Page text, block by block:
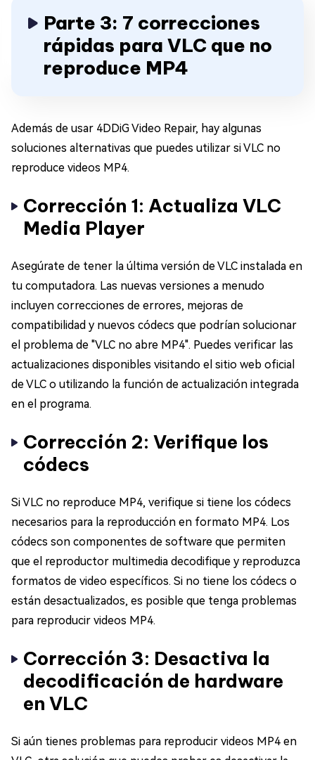
Parte 3: 7 correcciones
rápidas para VLC que no
reproduce MP4
Además de usar 4DDiG Video Repair, hay algunas
soluciones alternativas que puedes utilizar si VLC no
reproduce videos MP4.
Corrección 1: Actualiza VLC
Media Player
Asegúrate de tener la última versión de VLC instalada en
tu computadora. Las nuevas versiones a menudo
incluyen correcciones de errores, mejoras de
compatibilidad y nuevos códecs que podrían solucionar
el problema de "VLC no abre MP4". Puedes verificar las
actualizaciones disponibles visitando el sitio web oficial
de VLC o utilizando la función de actualización integrada
en el programa.
Corrección 2: Verifique los
códecs
Si VLC no reproduce MP4, verifique si tiene los códecs
necesarios para la reproducción en formato MP4. Los
códecs son componentes de software que permiten
que el reproductor multimedia decodifique y reproduzca
formatos de video específicos. Si no tiene los códecs o
están desactualizados, es posible que tenga problemas
para reproducir videos MP4.
Corrección 3: Desactiva la
decodificación de hardware
en VLC
Si aún tienes problemas para reproducir videos MP4 en